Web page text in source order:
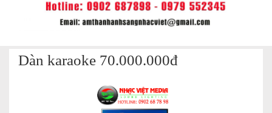
Dàn karaoke 70.000.000đ